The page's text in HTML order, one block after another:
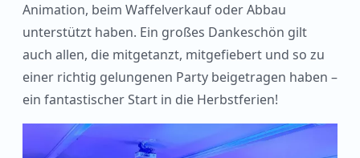
Animation, beim Waffelverkauf oder Abbau
unterstützt haben. Ein großes Dankeschön gilt
auch allen, die mitgetanzt, mitgefiebert und so zu
einer richtig gelungenen Party beigetragen haben –
ein fantastischer Start in die Herbstferien!